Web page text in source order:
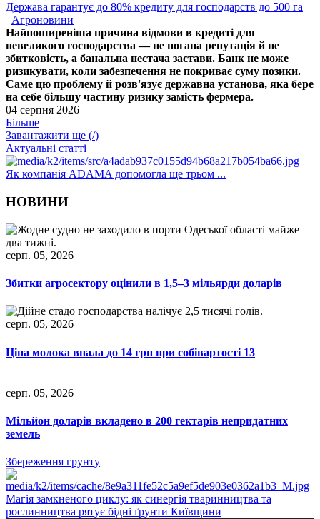
Держава гарантує до 80% кредиту для господарств до 500 га
Агроновини
Найпоширеніша причина відмови в кредиті для
невеликого господарства — не погана репутація й не
збитковість, а банальна нестача застави. Банк не може
ризикувати, коли забезпечення не покриває суму позики.
Саме цю проблему й розв'язує державна установа, яка бере
на себе більшу частину ризику замість фермера.
04 серпня 2026
Більше
Завантажити ще (/)
Актуальні статті
Як компанія ADAMA допомогла ще трьом ...
НОВИНИ
серп. 05, 2026
Збитки агросектору оцінили в 1,5–3 мільярди доларів
серп. 05, 2026
Ціна молока впала до 14 грн при собівартості 13
серп. 05, 2026
Мільйон доларів вкладено в 200 гектарів непридатних
земель
Збереження грунту
Магія замкненого циклу: як синергія тваринництва та
рослинництва рятує бідні ґрунти Київщини